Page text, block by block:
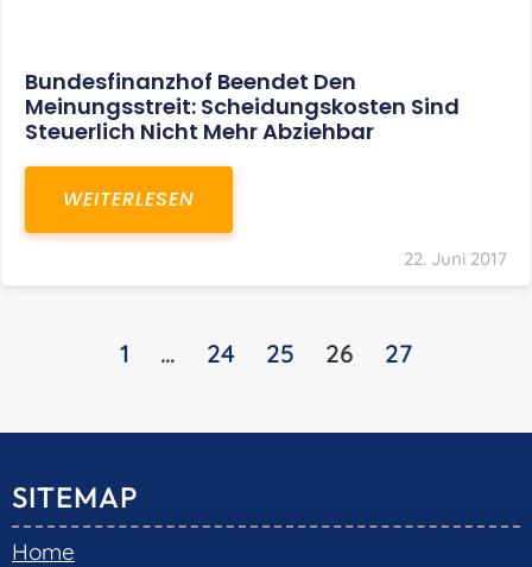
Bundesfinanzhof Beendet Den
Meinungsstreit: Scheidungskosten Sind
Steuerlich Nicht Mehr Abziehbar
WEITERLESEN
22. Juni 2017
1 … 24 25 26 27
SITEMAP
Home